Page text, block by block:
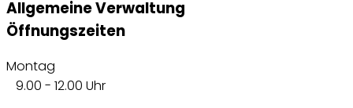
Allgemeine Verwaltung
Öffnungszeiten
Montag
9.00 - 12.00 Uhr